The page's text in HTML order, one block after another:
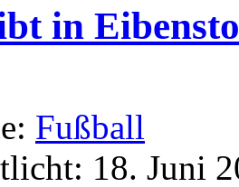
in
Fußball
18. Juni